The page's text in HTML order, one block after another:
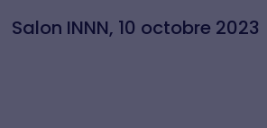
Salon INNN, 10 octobre 2023